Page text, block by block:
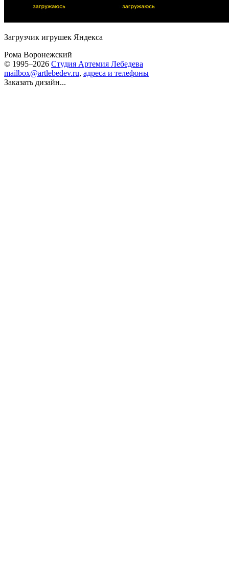
Загрузчик игрушек Яндекса
Рома Воронежский
© 1995–2026 Студия Артемия Лебедева
mailbox@artlebedev.ru, адреса и телефоны
Заказать дизайн...